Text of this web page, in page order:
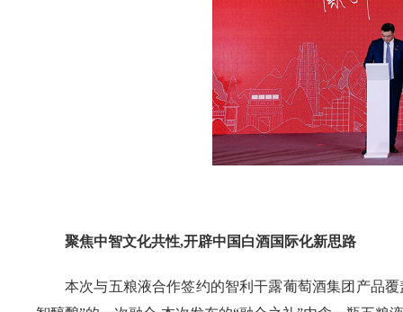
聚焦中智文化共性,开辟中国白酒国际化新思路
本次与五粮液合作签约的智利干露葡萄酒集团产品